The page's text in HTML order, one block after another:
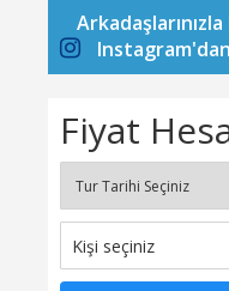
16 Ağustos 2026 - 19
Yarım Pansiyon
23 Ağustos 2026 - 26
Yarım Pansiyon
Fiyat